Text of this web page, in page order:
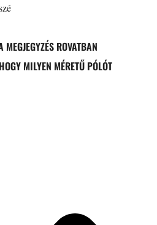
ROVATBAN
MILYEN MÉRETŰ PÓLÓT